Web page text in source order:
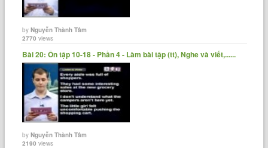
byNguyễn Thành Tâm
2770 views
Bài 20: Ôn tập 10-18 - Phần 4 - Làm bài tập (tt), Nghe và viết,......
byNguyễn Thành Tâm
2190 views